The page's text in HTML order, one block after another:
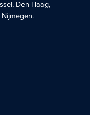
, Den Haag,
Nijmegen.